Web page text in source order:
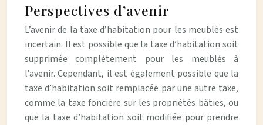
Perspectives d’avenir
L’avenir de la taxe d’habitation pour les meublés est
incertain. Il est possible que la taxe d’habitation soit
supprimée complètement pour les meublés à
l’avenir. Cependant, il est également possible que la
taxe d’habitation soit remplacée par une autre taxe,
comme la taxe foncière sur les propriétés bâties, ou
que la taxe d’habitation soit modifiée pour prendre